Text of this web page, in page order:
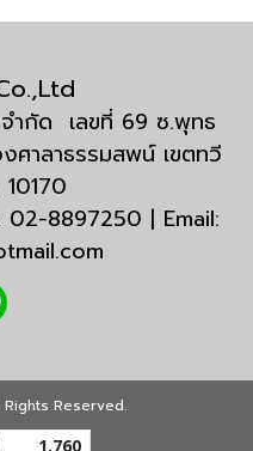
ำกัด เลขที่ 69 ซ.พุทธ
าลาธรรมสพน์ เขตทวี
8897250 | Email:
Reserved.
1,760